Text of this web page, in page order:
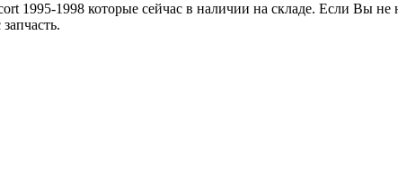
1995-1998 которые сейчас в наличии на складе. Если Вы